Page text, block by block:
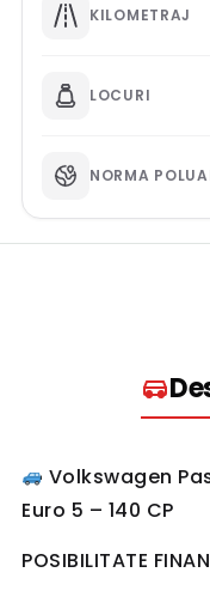
KILOMETRAJ
LOCURI
NORMA
Volkswagen
Euro 5 – 140 CP
POSIBILITATE